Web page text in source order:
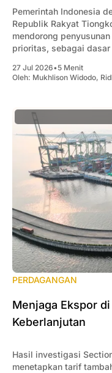
Pemerintah Indonesia
Republik Rakyat
mendorong
prioritas, sebagai
27 Jul 2026•5 Menit
Oleh: Mukhlison Widodo,
PERDAGANGAN
Menjaga Ekspor
Keberlanjutan
Hasil investigasi
menetapkan tarif